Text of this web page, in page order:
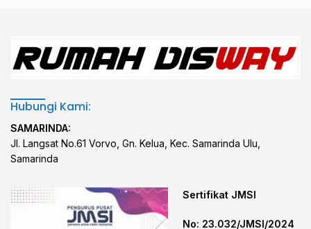
Hubungi Kami:
SAMARINDA:
Jl. Langsat No.61 Vorvo, Gn. Kelua, Kec. Samarinda Ulu,
Samarinda
Sertifikat JMSI
No: 23.032/JMSI/2024